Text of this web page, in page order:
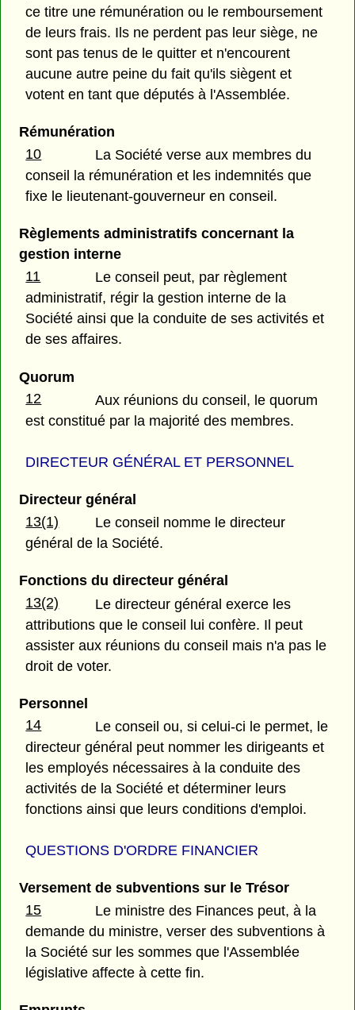
ce titre une rémunération ou le remboursement
de leurs frais. Ils ne perdent pas leur siège, ne
sont pas tenus de le quitter et n'encourent
aucune autre peine du fait qu'ils siègent et
votent en tant que députés à l'Assemblée.
Rémunération
10
La Société verse aux membres du
conseil la rémunération et les indemnités que
fixe le lieutenant-gouverneur en conseil.
Règlements administratifs concernant la
gestion interne
11
Le conseil peut, par règlement
administratif, régir la gestion interne de la
Société ainsi que la conduite de ses activités et
de ses affaires.
Quorum
12
Aux réunions du conseil, le quorum
est constitué par la majorité des membres.
DIRECTEUR GÉNÉRAL ET PERSONNEL
Directeur général
13(1)
Le conseil nomme le directeur
général de la Société.
Fonctions du directeur général
13(2)
Le directeur général exerce les
attributions que le conseil lui confère. Il peut
assister aux réunions du conseil mais n'a pas le
droit de voter.
Personnel
14
Le conseil ou, si celui-ci le permet, le
directeur général peut nommer les dirigeants et
les employés nécessaires à la conduite des
activités de la Société et déterminer leurs
fonctions ainsi que leurs conditions d'emploi.
QUESTIONS D'ORDRE FINANCIER
Versement de subventions sur le Trésor
15
Le ministre des Finances peut, à la
demande du ministre, verser des subventions à
la Société sur les sommes que l'Assemblée
législative affecte à cette fin.